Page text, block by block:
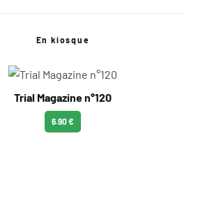
En kiosque
Trial Magazine n°120
6.90 €